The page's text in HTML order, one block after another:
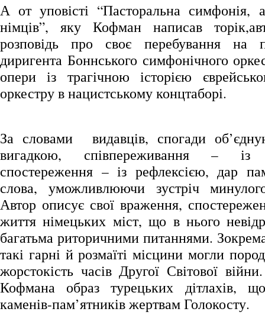
А от уповісті “Пасторальна
німців”, яку Кофман написав
розповідь про своє перебування на
диригента Боннського симфонічного
опери із трагічною історією
оркестру в нацистському концтаборі.
За словами видавців, спогади
вигадкою, співпереживання – із
спостереження – із рефлексією, дар
слова, уможливлюючи зустріч
Автор описує свої враження,
життя німецьких міст, що в нього
багатьма риторичними питаннями.
такі гарні й розмаїті місцини могли
жорстокість часів Другої Світової
Кофмана образ турецьких дітлахів,
каменів-пам’ятників жертвам Голокосту.